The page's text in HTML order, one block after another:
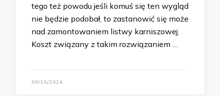
tego też powodu jeśli komuś się ten wygląd
nie będzie podobał, to zastanowić się może
nad zamontowaniem listwy karniszowej.
Koszt związany z takim rozwiązaniem …
09/10/2024